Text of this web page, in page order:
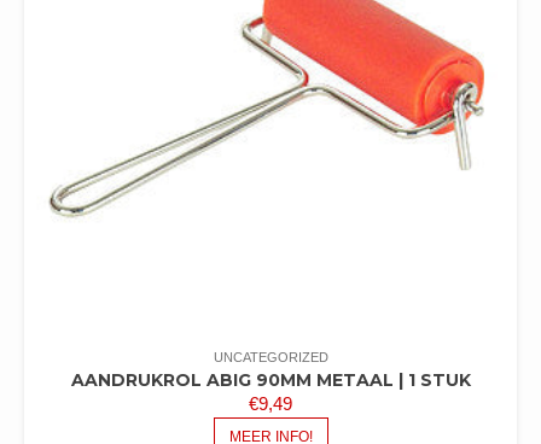
UNCATEGORIZED
AANDRUKROL ABIG 90MM METAAL | 1 STUK
€9,49
MEER INFO!